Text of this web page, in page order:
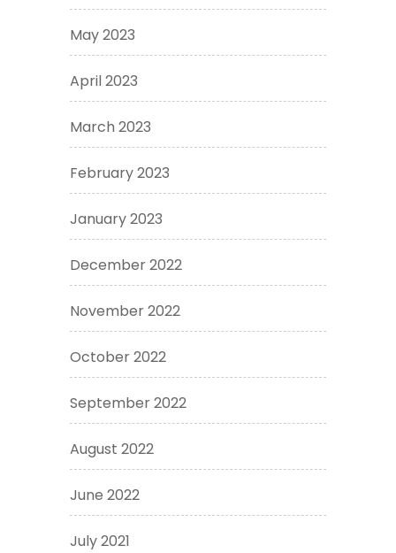
May 2023
April 2023
March 2023
February 2023
January 2023
December 2022
November 2022
October 2022
September 2022
August 2022
June 2022
July 2021